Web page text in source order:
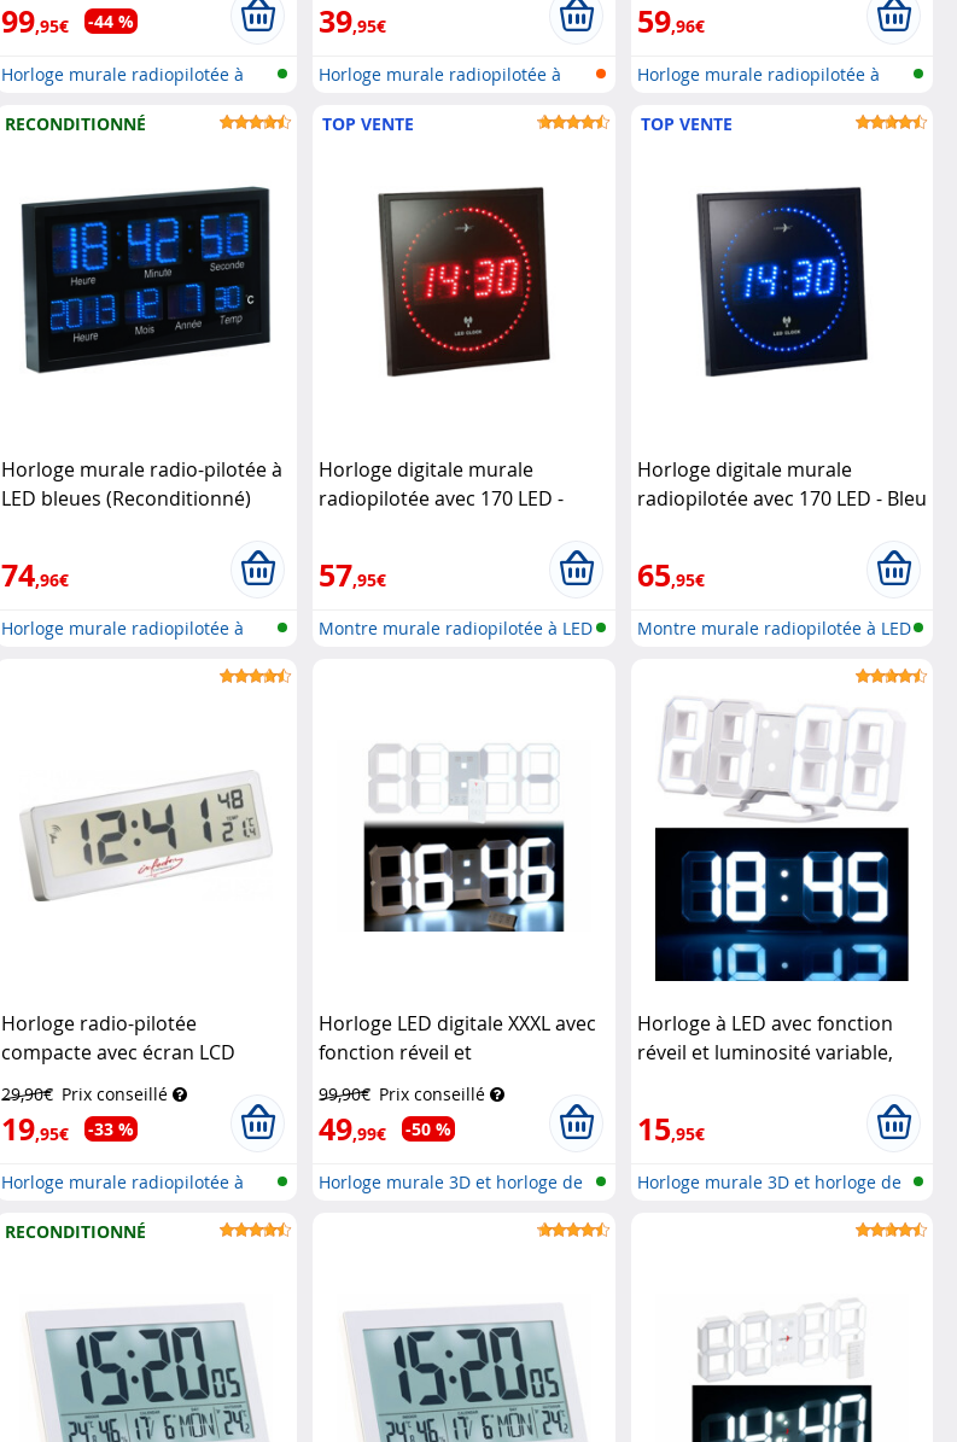
99,95€ -44 %
Horloge murale radiopilotée à
39,95€
Horloge murale radiopilotée à
59,96€
Horloge murale radiopilotée à
RECONDITIONNÉ
Horloge murale radio-pilotée à
LED bleues (Reconditionné)
74,96€
Horloge murale radiopilotée à
TOP VENTE
Horloge digitale murale
radiopilotée avec 170 LED -
57,95€
Montre murale radiopilotée à LED
TOP VENTE
Horloge digitale murale
radiopilotée avec 170 LED - Bleu
65,95€
Montre murale radiopilotée à LED
Horloge radio-pilotée
compacte avec écran LCD
29,90€ Prix conseillé
19,95€ -33 %
Horloge murale radiopilotée à
Horloge LED digitale XXXL avec
fonction réveil et
Lunartec
99,90€ Prix conseillé
49,99€ -50 %
Horloge murale 3D et horloge de
Horloge à LED avec fonction
réveil et luminosité variable,
15,95€
Horloge murale 3D et horloge de
RECONDITIONNÉ